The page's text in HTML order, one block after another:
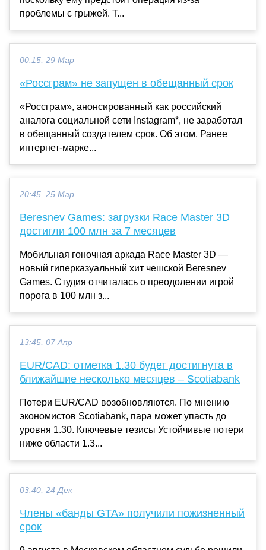
проблемы с грыжей. Т...
00:15, 29 Мар
«Россграм» не запущен в обещанный срок
«Россграм», анонсированный как российский
аналога социальной сети Instagram*, не заработал
в обещанный создателем срок. Об этом. Ранее
интернет-марке...
20:45, 25 Мар
Beresnev Games: загрузки Race Master 3D
достигли 100 млн за 7 месяцев
Мобильная гоночная аркада Race Master 3D —
новый гиперказуальный хит чешской Beresnev
Games. Студия отчиталась о преодолении игрой
порога в 100 млн з...
13:45, 07 Апр
EUR/CAD: отметка 1.30 будет достигнута в
ближайшие несколько месяцев – Scotiabank
Потери EUR/CAD возобновляются. По мнению
экономистов Scotiabank, пара может упасть до
уровня 1.30. Ключевые тезисы Устойчивые потери
ниже области 1.3...
03:40, 24 Дек
Члены «банды GTA» получили пожизненный
срок